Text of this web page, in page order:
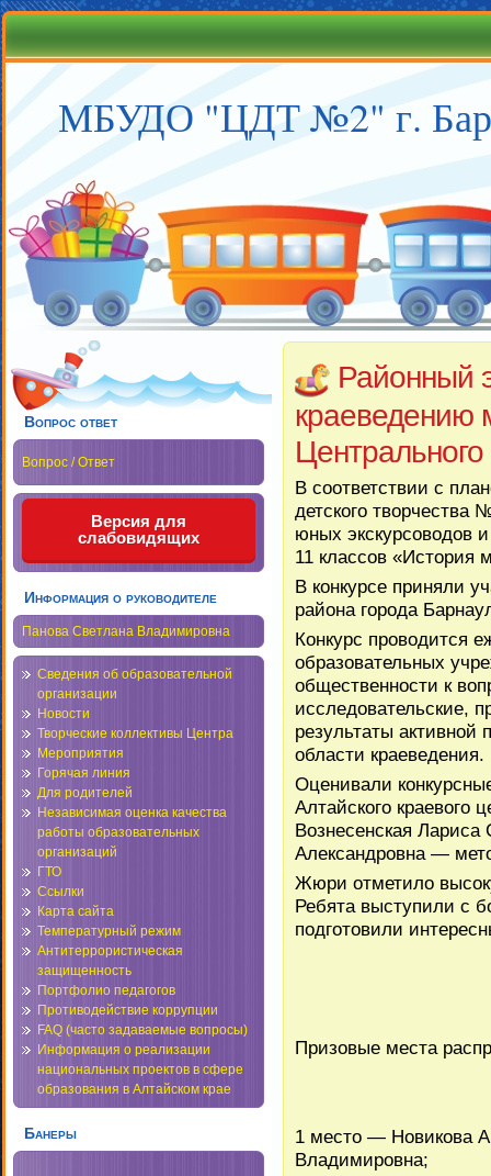
МБУДО "ЦДТ №2" г.
Вопрос ответ
Вопрос / Ответ
Версия для
слабовидящих
Информация о руководителе
Панова Светлана Владимировна
Сведения об образовательной
организации
Новости
Творческие коллективы Центра
Мероприятия
Горячая линия
Для родителей
Независимая оценка качества
работы образовательных
организаций
ГТО
Ссылки
Карта сайта
Температурный режим
Антитеррористическая
защищенность
Портфолио педагогов
Противодействие коррупции
FAQ (часто задаваемые вопросы)
Информация о реализации
национальных проектов в сфере
образования в Алтайском крае
Банеры
Районный
краеведению
В соответствии с
детского
юных экскурсоводов
11 классов «История
В конкурсе приняли
района города
Конкурс проводится
образовательных
общественности к
исследовательские,
результаты активной
области краеведения.
Оценивали
Алтайского краевого
Вознесенская
Александровна —
Жюри отметило
Ребята выступили с
подготовили
Призовые места
1 место — Новикова
Владимировна;